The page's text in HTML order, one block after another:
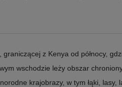
z Kenya od północy,
wschodzie leży obszar
krajobrazy, w tym łąki, lasy,